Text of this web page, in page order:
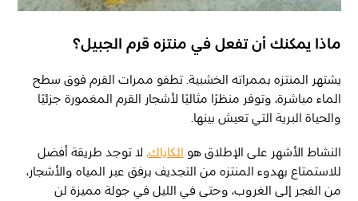
ماذا يمكنك أن تفعل في منتزه قرم الجبيل؟
يشتهر المنتزه بممراته الخشبية. تطفو ممرات القرم فوق سطح
الماء مباشرة، وتوفر منظرًا مثاليًا لأشجار القرم المغمورة جزئيًا
والحياة البرية التي تعيش بينها.
النشاط الأشهر على الإطلاق هو الكاياك. لا توجد طريقة أفضل
للاستمتاع بهدوء المنتزه من التجديف برفق عبر المياه والأشجار،
من الفجر إلى الغروب، وحتى في الليل في جولة مميزة لن